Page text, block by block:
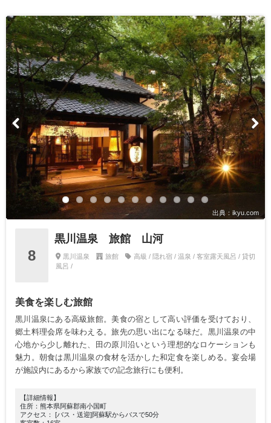
出典：ikyu.com
8
黒川温泉 旅館 山河
黒川温泉 旅館
高級 / 隠れ宿 / 温泉 / 客室露天風呂 / 貸切
風呂 /
美食を楽しむ旅館
黒川温泉にある高級旅館。美食の宿として高い評価を受けており、
郷土料理会席を味わえる。旅先の思い出になる味だ。黒川温泉の中
心地から少し離れた、田の原川沿いという理想的なロケーションも
魅力。朝食は黒川温泉の食材を活かした和定食を楽しめる。宴会場
が施設内にあるから家族での記念旅行にも便利。
【詳細情報】
住所：熊本県阿蘇郡南小国町
アクセス： [バス・送迎]阿蘇駅からバスで50分